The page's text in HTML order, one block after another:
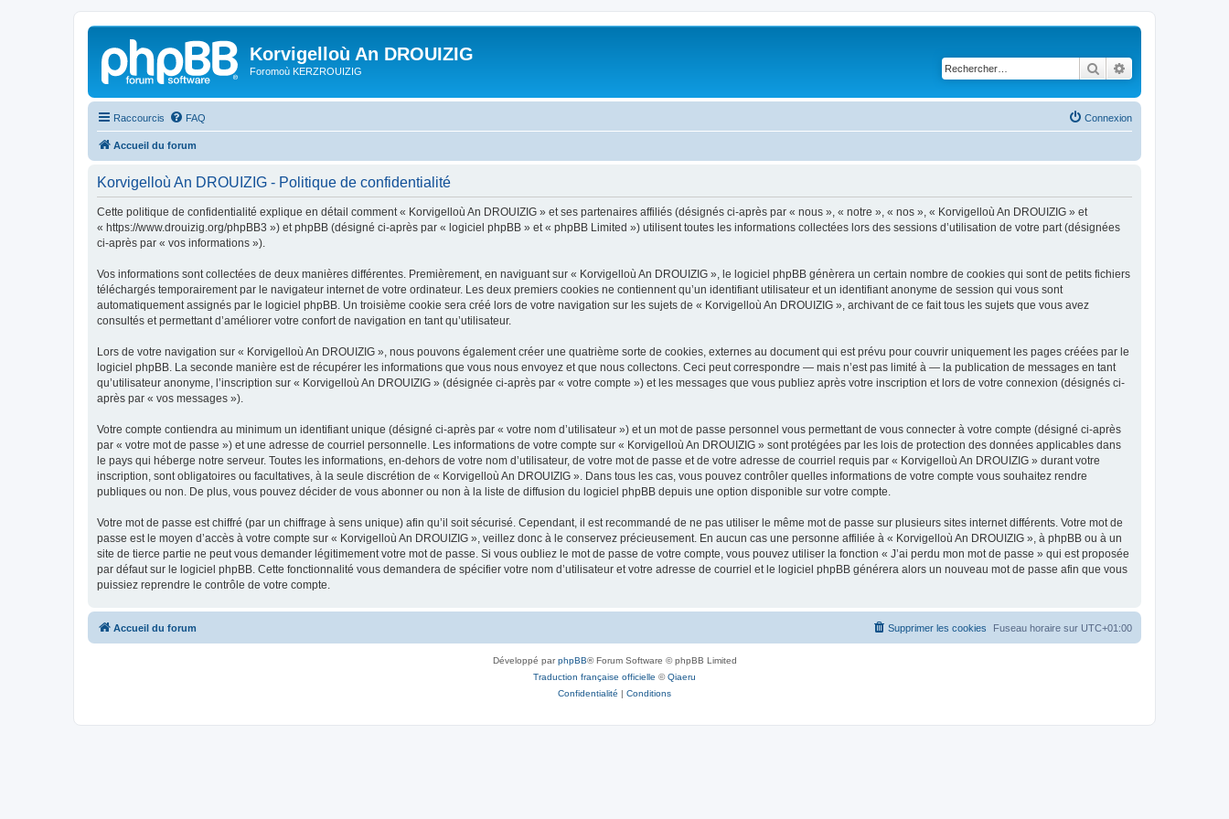
Korvigelloù An DROUIZIG
Foromoù KERZROUIZIG Rechercher
Raccourcis FAQ Connexion
Accueil du forum
Korvigelloù An DROUIZIG - Politique de confidentialité
Cette politique de confidentialité explique en détail comment « Korvigelloù An DROUIZIG » et ses partenaires affiliés (désignés ci-après par « nous », « notre », « nos », « Korvigelloù An DROUIZIG » et
« https://www.drouizig.org/phpBB3 ») et phpBB (désigné ci-après par « logiciel phpBB » et « phpBB Limited ») utilisent toutes les informations collectées lors des sessions d’utilisation de votre part (désignées
ci-après par « vos informations »).
Vos informations sont collectées de deux manières différentes. Premièrement, en naviguant sur « Korvigelloù An DROUIZIG », le logiciel phpBB génèrera un certain nombre de cookies qui sont de petits fichiers
téléchargés temporairement par le navigateur internet de votre ordinateur. Les deux premiers cookies ne contiennent qu’un identifiant utilisateur et un identifiant anonyme de session qui vous sont
automatiquement assignés par le logiciel phpBB. Un troisième cookie sera créé lors de votre navigation sur les sujets de « Korvigelloù An DROUIZIG », archivant de ce fait tous les sujets que vous avez
consultés et permettant d’améliorer votre confort de navigation en tant qu’utilisateur.
Lors de votre navigation sur « Korvigelloù An DROUIZIG », nous pouvons également créer une quatrième sorte de cookies, externes au document qui est prévu pour couvrir uniquement les pages créées par le
logiciel phpBB. La seconde manière est de récupérer les informations que vous nous envoyez et que nous collectons. Ceci peut correspondre — mais n’est pas limité à — la publication de messages en tant
qu’utilisateur anonyme, l’inscription sur « Korvigelloù An DROUIZIG » (désignée ci-après par « votre compte ») et les messages que vous publiez après votre inscription et lors de votre connexion (désignés ci-
après par « vos messages »).
Votre compte contiendra au minimum un identifiant unique (désigné ci-après par « votre nom d’utilisateur ») et un mot de passe personnel vous permettant de vous connecter à votre compte (désigné ci-après
par « votre mot de passe ») et une adresse de courriel personnelle. Les informations de votre compte sur « Korvigelloù An DROUIZIG » sont protégées par les lois de protection des données applicables dans
le pays qui héberge notre serveur. Toutes les informations, en-dehors de votre nom d’utilisateur, de votre mot de passe et de votre adresse de courriel requis par « Korvigelloù An DROUIZIG » durant votre
inscription, sont obligatoires ou facultatives, à la seule discrétion de « Korvigelloù An DROUIZIG ». Dans tous les cas, vous pouvez contrôler quelles informations de votre compte vous souhaitez rendre
publiques ou non. De plus, vous pouvez décider de vous abonner ou non à la liste de diffusion du logiciel phpBB depuis une option disponible sur votre compte.
Votre mot de passe est chiffré (par un chiffrage à sens unique) afin qu’il soit sécurisé. Cependant, il est recommandé de ne pas utiliser le même mot de passe sur plusieurs sites internet différents. Votre mot de
passe est le moyen d’accès à votre compte sur « Korvigelloù An DROUIZIG », veillez donc à le conservez précieusement. En aucun cas une personne affiliée à « Korvigelloù An DROUIZIG », à phpBB ou à un
site de tierce partie ne peut vous demander légitimement votre mot de passe. Si vous oubliez le mot de passe de votre compte, vous pouvez utiliser la fonction « J’ai perdu mon mot de passe » qui est proposée
par défaut sur le logiciel phpBB. Cette fonctionnalité vous demandera de spécifier votre nom d’utilisateur et votre adresse de courriel et le logiciel phpBB générera alors un nouveau mot de passe afin que vous
puissiez reprendre le contrôle de votre compte.
Accueil du forum Fuseau horaire sur UTC+01:00
Supprimer les cookies
Développé parphpBB® Forum Software © phpBB Limited
Traduction française officielle ©Qiaeru
Confidentialité | Conditions